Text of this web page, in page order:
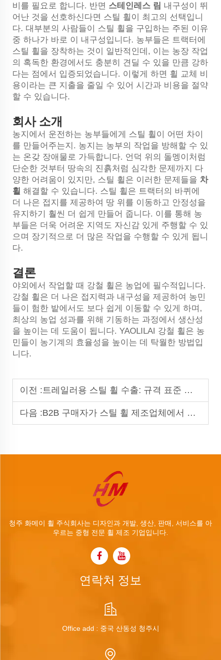
비를 필요로 합니다. 반면 스테인레스 림 내구성이 뛰
어난 것을 선호하신다면 스틸 휠이 최고의 선택입니
다. 대부분의 사람들이 스틸 휠을 구입하는 주된 이유
중 하나가 바로 이 내구성입니다. 농부들은 트랙터에
스틸 휠을 장착하는 것이 일반적인데, 이는 농장 작업
의 혹독한 환경에서도 충분히 견딜 수 있을 만큼 강하
다는 점에서 입증되었습니다. 이렇게 하면 휠 교체 비
용이라는 큰 지출을 줄일 수 있어 시간과 비용을 절약
할 수 있습니다.
회사 소개
농지에서 운전하는 농부들에게 스틸 휠이 어떤 차이
를 만들어주는지. 농지는 농부의 작업을 방해할 수 있
는 온갖 장애물로 가득합니다. 언덕 위의 돌멩이처럼
단순한 것부터 땅속의 진흙처럼 심각한 문제까지 다
양한 어려움이 있지만, 스틸 휠은 이러한 문제들을 차
휠 해결할 수 있습니다. 스틸 휠은 트랙터의 바퀴에
더 나은 접지를 제공하여 땅 위를 이동하고 안정성을
유지하기 훨씬 더 쉽게 만들어 줍니다. 이를 통해 농
부들은 더욱 어려운 지역도 자신감 있게 주행할 수 있
으며 장기적으로 더 많은 작업을 수행할 수 있게 됩니
다.
결론
야외에서 작업할 때 강철 휠은 농업에 필수적입니다.
강철 휠은 더 나은 접지력과 내구성을 제공하여 농민
들이 험한 밭에서도 보다 쉽게 이동할 수 있게 하며,
최상의 농업 성과를 위해 기동하는 과정에서 생산성
을 높이는 데 도움이 됩니다. YAOLILAI 강철 휠은 농
민들이 농기계의 효율성을 높이는 데 탁월한 방법입
니다.
이전 : 트레일러용 스틸 휠 수출: 규격 표준 및 규정 준수
다음 :B2B 구매자가 스틸 휠 제조업체에서 주의 깊게 살펴봐야 할 사항
청주 화메이 휠 주식회사는 디자인과 개발, 생산, 판매, 서비스를 아
우르는 중형 전문 휠 제조 기업입니다.
연락처 정보
Office add : 중국 산동성 청주시